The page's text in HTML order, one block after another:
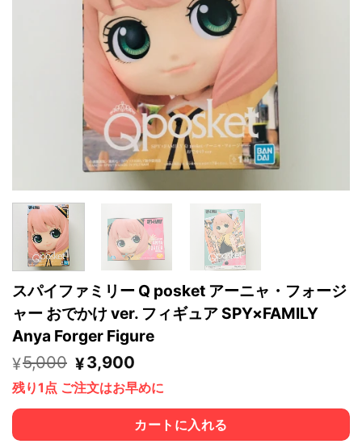
スパイファミリー Q posket アーニャ・フォージ
ャー おでかけ ver. フィギュア SPY×FAMILY
Anya Forger Figure
¥5,000 元
の
価
格
¥3,900
の
価
格
は
残り1点 ご注文はお早めに
カートに入れる